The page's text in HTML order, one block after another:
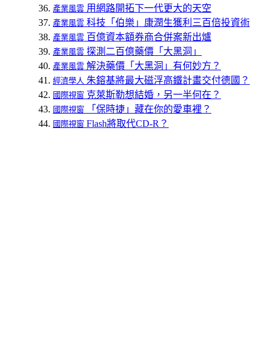
產業風雲 用網路開拓下一代更大的天空
產業風雲 科技「伯樂」康潤生獲利三百倍投資術
產業風雲 百億資本額券商合併案新出爐
產業風雲 探測二百億藥價「大黑洞」
產業風雲 解決藥價「大黑洞」有何妙方？
經濟學人 朱鎔基將最大磁浮高鐵計畫交付德國？
國際視窗 克萊斯勒想結婚，另一半何在？
國際視窗 「保時捷」藏在你的愛車裡？
國際視窗 Flash將取代CD-R？